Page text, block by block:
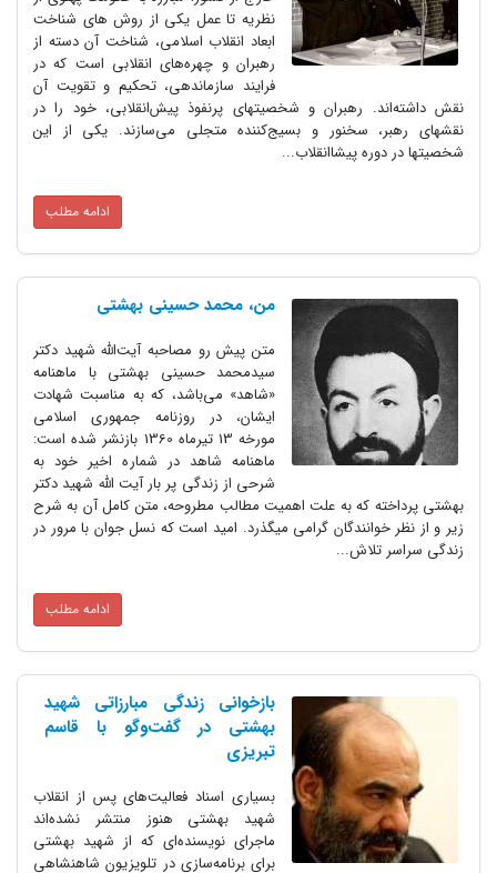
نظریه تا عمل یکی از روش های شناخت
ابعاد انقلاب اسلامی، شناخت آن دسته از
رهبران و چهره‌‌های انقلابی است که در
فرایند سازماندهی، ‌تحکیم و تقویت آن
نقش داشته‌اند. رهبران و شخصیتهای پرنفوذ پیش‌‌انقلابی، خود را در
نقشهای رهبر، سخنور و بسیج‌‌کننده متجلی می‌‌سازند. یکی از این
شخصیتها در دوره پیشاانقلاب...
ادامه مطلب
من، محمد حسینی بهشتی
متن پیش رو مصاحبه آیت‌الله شهید دکتر
سیدمحمد حسینی بهشتی با ماهنامه
«شاهد» می‌باشد، که به مناسبت شهادت
ایشان، در روزنامه جمهوری اسلامی
مورخه 13 تیرماه 1360 بازنشر شده است:
ماهنامه شاهد در شماره اخیر خود به
شرحی از زندگی پر بار آیت الله شهید دکتر
بهشتی پرداخته که به علت اهمیت مطالب مطروحه، متن کامل آن به شرح
زیر و از نظر خوانندگان گرامی میگذرد. امید است که نسل جوان با مرور در
زندگی سراسر تلاش...
ادامه مطلب
بازخوانی زندگی مبارزاتی شهید
بهشتی در گفت‌وگو با قاسم
تبریزی
بسیاری اسناد فعالیت‌های پس از انقلاب
شهید بهشتی هنوز منتشر نشده‌اند
ماجرای نویسنده‌ای که از شهید بهشتی
برای برنامه‌سازی در تلویزیون شاهنشاهی